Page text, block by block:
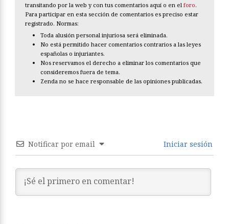
transitando por la web y con tus comentarios aquí o en el foro.
Para participar en esta sección de comentarios es preciso estar
registrado. Normas:
Toda alusión personal injuriosa será eliminada.
No está permitido hacer comentarios contrarios a las leyes
españolas o injuriantes.
Nos reservamos el derecho a eliminar los comentarios que
consideremos fuera de tema.
Zenda no se hace responsable de las opiniones publicadas.
Notificar por email Iniciar sesión